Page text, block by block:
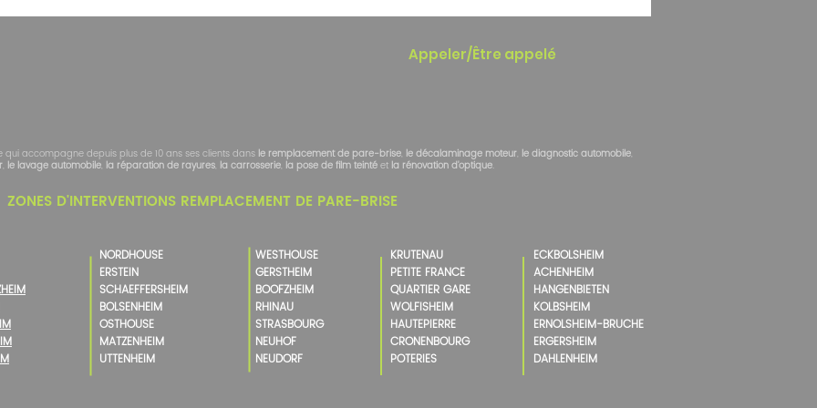
ZONES D'INTERVENTIONS REMPLACEMENT DE PARE-BRISE
Appeler/Être appelé
qui accompagne depuis plus de 10 ans ses clients dans le remplacement de pare-brise, le décalaminage moteur, le diagnostic automobile,
, le lavage automobile, la réparation de rayures, la carrosserie, la pose de film teintéet la rénovation d'optique.
NORDHOUSE
ERSTEIN
SCHAEFFERSHEIM
BOLSENHEIM
OSTHOUSE
MATZENHEIM
UTTENHEIM
WESTHOUSE
GERSTHEIM
BOOFZHEIM
RHINAU
STRASBOURG
NEUHOF
NEUDORF
KRUTENAU
PETITE FRANCE
QUARTIER GARE
WOLFISHEIM
HAUTEPIERRE
CRONENBOURG
POTERIES
ECKBOLSHEIM
ACHENHEIM
HANGENBIETEN
KOLBSHEIM
ERNOLSHEIM-BRUCHE
ERGERSHEIM
DAHLENHEIM